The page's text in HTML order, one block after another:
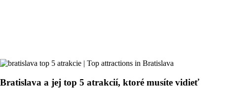
Bratislava a jej top 5 atrakcií, ktoré musíte vidieť